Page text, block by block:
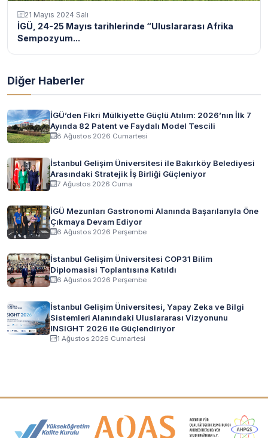
21 Mayıs 2024 Salı
İGÜ, 24-25 Mayıs tarihlerinde “Uluslararası Afrika
Sempozyum...
Diğer Haberler
İGÜ’den Fikri Mülkiyette Güçlü Atılım: 2026’nın İlk 7
Ayında 82 Patent ve Faydalı Model Tescili
8 Ağustos 2026 Cumartesi
İstanbul Gelişim Üniversitesi ile Bakırköy Belediyesi
Arasındaki Stratejik İş Birliği Güçleniyor
7 Ağustos 2026 Cuma
İGÜ Mezunları Gastronomi Alanında Başarılarıyla Öne
Çıkmaya Devam Ediyor
6 Ağustos 2026 Perşembe
İstanbul Gelişim Üniversitesi COP31 Bilim
Diplomasisi Toplantısına Katıldı
6 Ağustos 2026 Perşembe
İstanbul Gelişim Üniversitesi, Yapay Zeka ve Bilgi
Sistemleri Alanındaki Uluslararası Vizyonunu
INSIGHT 2026 ile Güçlendiriyor
1 Ağustos 2026 Cumartesi
Akreditasyon ve Üyelik Logoları